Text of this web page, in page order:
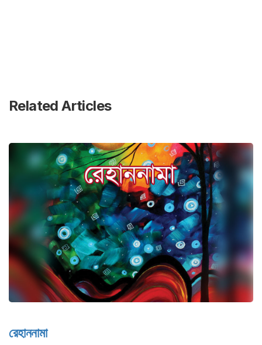
Related Articles
রেহাননামা